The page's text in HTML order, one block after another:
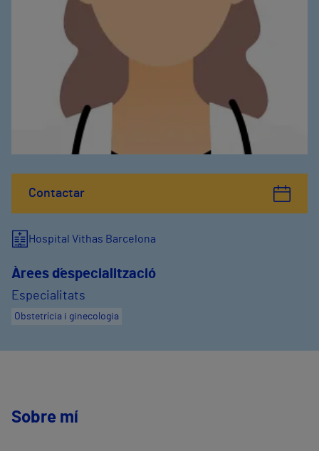
Contactar
Hospital Vithas Barcelona
Àrees d´especialització
Especialitats
Obstetrícia i ginecologia
Sobre mí